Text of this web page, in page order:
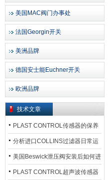
美国MAC阀门办事处
法国Georgin开关
美洲品牌
德国安士能Euchner开关
欧洲品牌
技术文章
PLAST CONTROL传感器的保养
方法
分析进口COLLINS过滤器日常运
行排污步骤
美国Beswick泄压阀安装后如何进
行调试?
PLAST CONTROL超声波传感器